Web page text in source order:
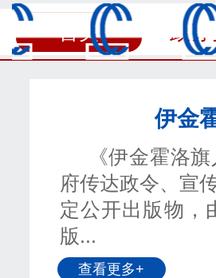
首页 政务
伊金
《伊金霍洛
府传达政令、宣
定公开出版物，
版...
查看更多+